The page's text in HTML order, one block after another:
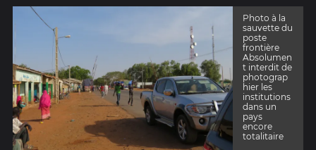
Photo à la
sauvette du
poste
frontière
Absolumen
t interdit de
photograp
hier les
institutions
dans un
pays
encore
totalitaire